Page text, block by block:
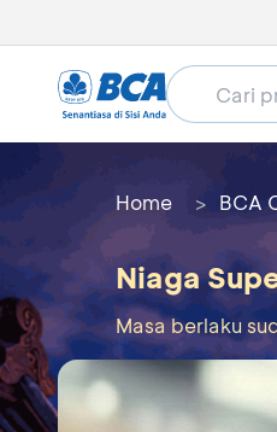
Home BCA
Niaga
Masa berlaku